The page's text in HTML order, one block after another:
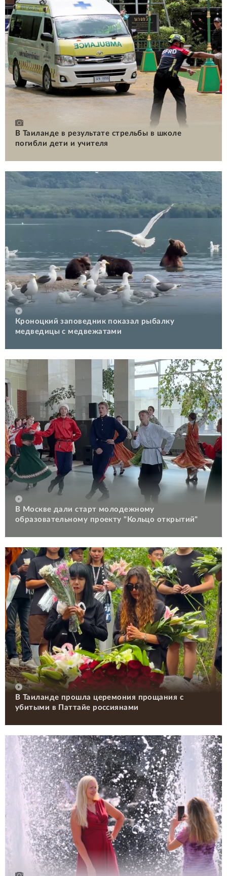
В Таиланде в результате стрельбы в школе
погибли дети и учителя
Кроноцкий заповедник показал рыбалку
медведицы с медвежатами
В Москве дали старт молодежному
образовательному проекту "Кольцо открытий"
В Таиланде прошла церемония прощания с
убитыми в Паттайе россиянами